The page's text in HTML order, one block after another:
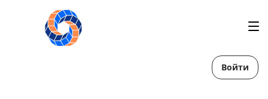
Войти